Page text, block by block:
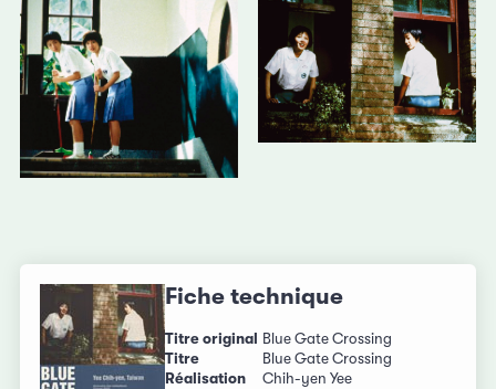
Fiche technique
Titre original
Blue Gate Crossing
Titre
Blue Gate Crossing
Réalisation
Chih-yen Yee